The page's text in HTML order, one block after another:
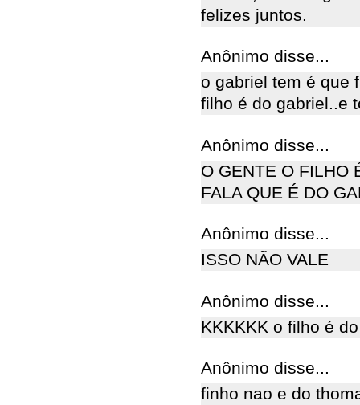
felizes juntos.
Anônimo disse...
o gabriel tem é que
filho é do gabriel..e
Anônimo disse...
O GENTE O FILHO
FALA QUE É DO
Anônimo disse...
ISSO NÃO VALE
Anônimo disse...
KKKKKK o filho é
Anônimo disse...
finho nao e do